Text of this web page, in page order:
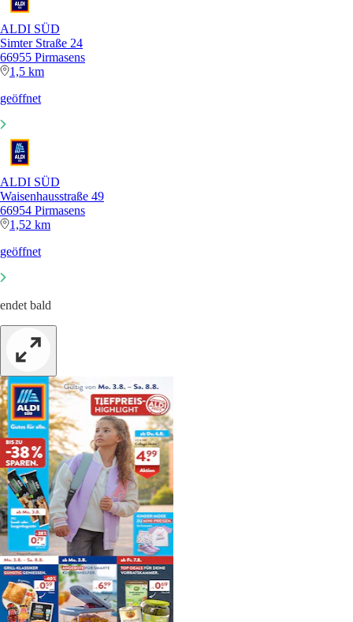
ALDI SÜD
Simter Straße 24
66955 Pirmasens
1,5 km
geöffnet
ALDI SÜD
Waisenhausstraße 49
66954 Pirmasens
1,52 km
geöffnet
endet bald